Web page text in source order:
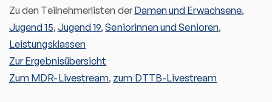
Zu den Teilnehmerlisten derDamen und Erwachsene,
Jugend 15, Jugend 19,Seniorinnen und Senioren,
Leistungsklassen
Zur Ergebnisübersicht
Zum MDR-Livestream, zum DTTB-Livestream